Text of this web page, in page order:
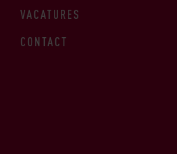
VACATURES
CONTACT